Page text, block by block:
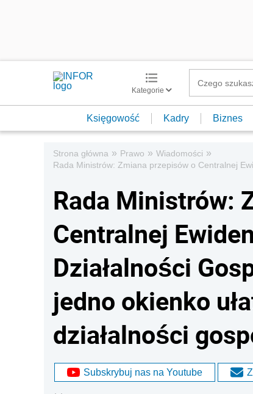
Kategorie
Księgowość Kadry Biznes
Strona główna » Prawo » Wiadomości »
Rada Ministrów: Zmiana przepisów o Centralnej
Rada Ministrów:
Centralnej
Działalności
jedno okienko
działalności
Subskrybuj nas na Youtube